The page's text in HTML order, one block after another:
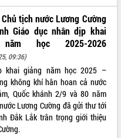
tịch nước Lương Cường
Giáo dục nhân dịp khai
học 2025-2026
09:36)
khai giảng năm học 2025 –
không khí hân hoan cả nước
Quốc khánh 2/9 và 80 năm
Lương Cường đã gửi thư tới
Đắk Lắk trân trọng giới thiệu